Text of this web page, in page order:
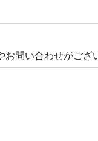
問い合わせがござ